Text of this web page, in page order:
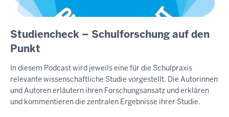
Studiencheck – Schulforschung auf den
Punkt
In diesem Podcast wird jeweils eine für die Schulpraxis
relevante wissenschaftliche Studie vorgestellt. Die Autorinnen
und Autoren erläutern ihren Forschungsansatz und erklären
und kommentieren die zentralen Ergebnisse ihrer Studie.